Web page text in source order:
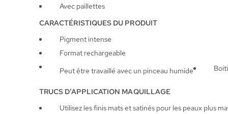
Avec paillettes
CARACTÉRISTIQUES DU PRODUIT
Pigment intense
Format rechargeable
Peut être travaillé avec un pinceau humide
TRUCS D’APPLICATION MAQUILLAGE
Utilisez les finis mats et satinés pour les peaux plus